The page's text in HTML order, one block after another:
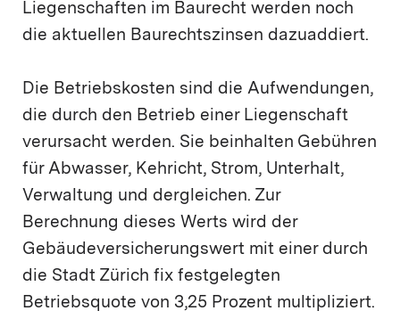
Liegenschaften im Baurecht werden noch
die aktuellen Baurechtszinsen dazuaddiert.
Die Betriebskosten sind die Aufwendungen,
die durch den Betrieb einer Liegenschaft
verursacht werden. Sie beinhalten Gebühren
für Abwasser, Kehricht, Strom, Unterhalt,
Verwaltung und dergleichen. Zur
Berechnung dieses Werts wird der
Gebäudeversicherungswert mit einer durch
die Stadt Zürich fix festgelegten
Betriebsquote von 3,25 Prozent multipliziert.